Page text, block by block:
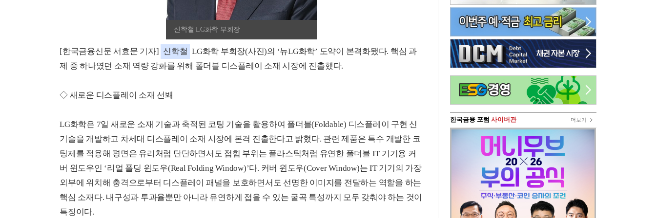
신학철 LG화학 부회장
[한국금융신문 서효문 기자] 신학철 LG화학 부회장(사진)의 ‘뉴LG화학’ 도약이 본격화됐다. 핵심 과
제 중 하나였던 소재 역량 강화를 위해 폴더블 디스플레이 소재 시장에 진출했다.
◇ 새로운 디스플레이 소재 선봬
LG화학은 7일 새로운 소재 기술과 축적된 코팅 기술을 활용하여 폴더블(Foldable) 디스플레이 구현 신
기술을 개발하고 차세대 디스플레이 소재 시장에 본격 진출한다고 밝혔다. 관련 제품은 특수 개발한 코
팅제를 적용해 평면은 유리처럼 단단하면서도 접힘 부위는 플라스틱처럼 유연한 폴더블 IT 기기용 커
버 윈도우인 ‘리얼 폴딩 윈도우(Real Folding Window)’다. 커버 윈도우(Cover Window)는 IT 기기의 가장
외부에 위치해 충격으로부터 디스플레이 패널을 보호하면서도 선명한 이미지를 전달하는 역할을 하는
핵심 소재다. 내구성과 투과율뿐만 아니라 유연하게 접을 수 있는 굴곡 특성까지 모두 갖춰야 하는 것이
특징이다.
한국금융 포럼 사이버관 더보기